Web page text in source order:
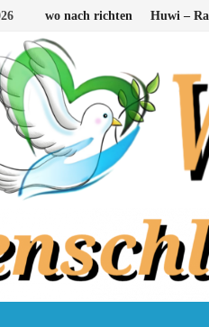
wo nach richten Huwi –